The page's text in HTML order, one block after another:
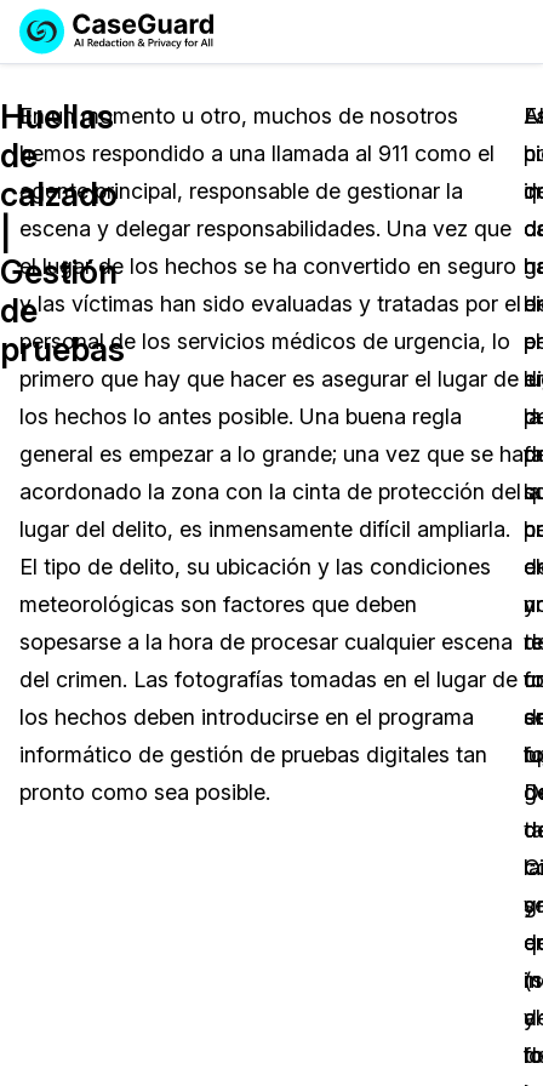
Licencia de CaseGuard Studio
Precios de Redacción a Pedido
Soluciones
Redacción de vídeos
Redacción de documentos
Redacción de audio
Redacción de imágenes
Transcripción y Traducción
Industrias
Cuerpos Policiales
Transportación
Educación
El Gobierno
Sector Jurídico
Servicios Financieros
Medios de Comunicación y
Entretenimiento
Precios
Recursos
Artículos
Casos Practicos
Centro de Ayuda
Videoteca
Recomendaciones
Sobre nosotros
Eventos
Demo
English
Español
Huellas
de
calzado
Gestión
de
pruebas
En un momento u otro, muchos de nosotros
hemos respondido a una llamada al 911 como el
agente principal, responsable de gestionar la
escena y delegar responsabilidades. Una vez que
el lugar de los hechos se ha convertido en seguro
y las víctimas han sido evaluadas y tratadas por el
personal de los servicios médicos de urgencia, lo
primero que hay que hacer es asegurar el lugar de
los hechos lo antes posible. Una buena regla
general es empezar a lo grande; una vez que se ha
acordonado la zona con la cinta de protección del
lugar del delito, es inmensamente difícil ampliarla.
El tipo de delito, su ubicación y las condiciones
meteorológicas son factores que deben
sopesarse a la hora de procesar cualquier escena
del crimen. Las fotografías tomadas en el lugar de
los hechos deben introducirse en el programa
informático de gestión de pruebas digitales tan
pronto como sea posible.
la
la
y
el
y
lo
la
y